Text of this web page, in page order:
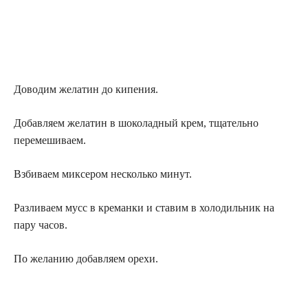
Доводим желатин до кипения.
Добавляем желатин в шоколадный крем, тщательно
перемешиваем.
Взбиваем миксером несколько минут.
Разливаем мусс в креманки и ставим в холодильник на
пару часов.
По желанию добавляем орехи.